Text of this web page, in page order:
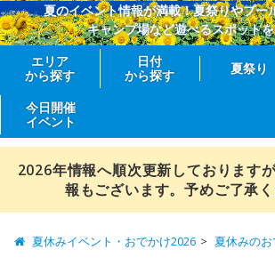
夏のイベント情報が満載！夏祭りやプー
キャンプ場など遊べるスポット
エリア
から探す
日付
から探す
夏祭り
今日開催
イベント
2026年情報へ順次更新しております
報もございます。予めご了承く
夏休みイベント・おでかけ2026 夏休みの